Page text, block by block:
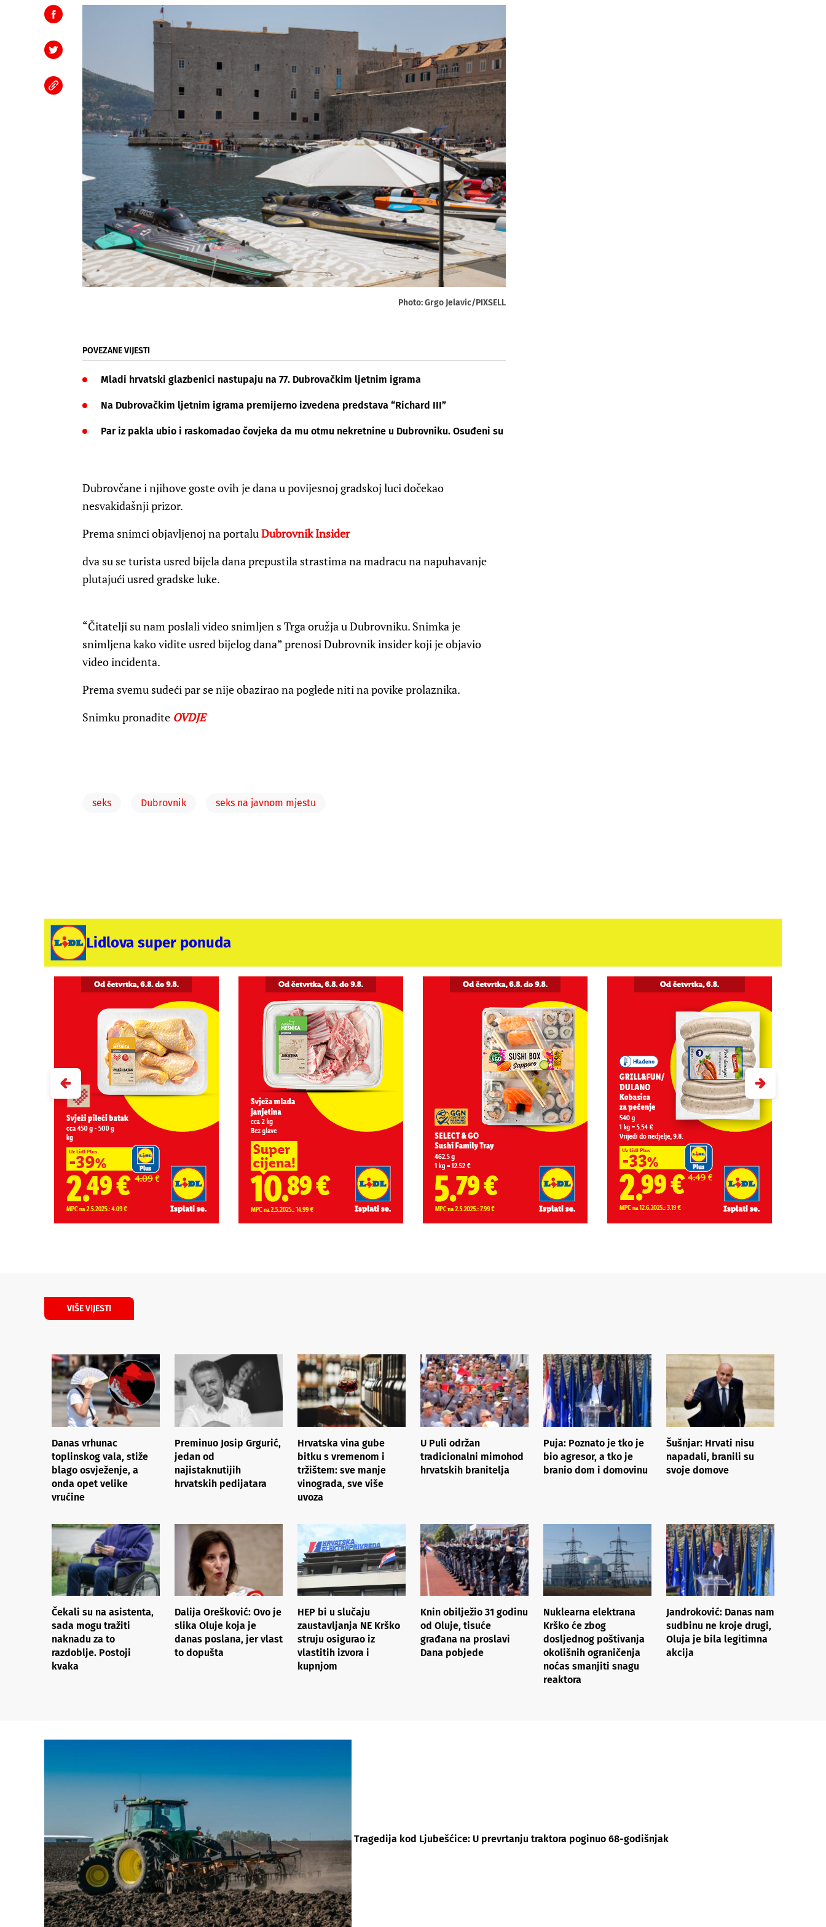
Photo: Grgo Jelavic/PIXSELL
POVEZANE VIJESTI
Mladi hrvatski glazbenici nastupaju na 77. Dubrovačkim ljetnim igrama
Na Dubrovačkim ljetnim igrama premijerno izvedena predstava “Richard III”
Par iz pakla ubio i raskomadao čovjeka da mu otmu nekretnine u Dubrovniku. Osuđeni su
Dubrovčane i njihove goste ovih je dana u povijesnoj gradskoj luci dočekao
nesvakidašnji prizor.
Prema snimci objavljenoj na portaluDubrovnik Insider
dva su se turista usred bijela dana prepustila strastima na madracu na napuhavanje
plutajući usred gradske luke.
“Čitatelji su nam poslali video snimljen s Trga oružja u Dubrovniku. Snimka je
snimljena kako vidite usred bijelog dana” prenosi Dubrovnik insider koji je objavio
video incidenta.
Prema svemu sudeći par se nije obazirao na poglede niti na povike prolaznika.
Snimku pronađite OVDJE
seks Dubrovnik seks na javnom mjestu
Lidlova super ponuda
VIŠE VIJESTI
Danas vrhunac
toplinskog vala, stiže
blago osvježenje, a
onda opet velike
vrućine
Preminuo Josip Grgurić,
jedan od
najistaknutijih
hrvatskih pedijatara
Hrvatska vina gube
bitku s vremenom i
tržištem: sve manje
vinograda, sve više
uvoza
U Puli održan
tradicionalni mimohod
hrvatskih branitelja
Puja: Poznato je tko je
bio agresor, a tko je
branio dom i domovinu
Šušnjar: Hrvati nisu
napadali, branili su
svoje domove
Čekali su na asistenta,
sada mogu tražiti
naknadu za to
razdoblje. Postoji
kvaka
Dalija Orešković: Ovo je
slika Oluje koja je
danas poslana, jer vlast
to dopušta
HEP bi u slučaju
zaustavljanja NE Krško
struju osigurao iz
vlastitih izvora i
kupnjom
Knin obilježio 31 godinu
od Oluje, tisuće
građana na proslavi
Dana pobjede
Nuklearna elektrana
Krško će zbog
dosljednog poštivanja
okolišnih ograničenja
noćas smanjiti snagu
reaktora
Jandroković: Danas nam
sudbinu ne kroje drugi,
Oluja je bila legitimna
akcija
Tragedija kod Ljubešćice: U prevrtanju traktora poginuo 68-godišnjak